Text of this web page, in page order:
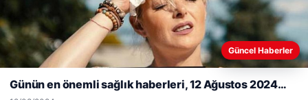
26/05/2026
Web sitemizi nasıl kullandığınızı daha iyi anlayabilmek,
deneyiminizi kişiselleştirmek ve geliştirmek amacıyla çerezler
Kabul Et
Güncel Haberler
Günün en önemli sağlık haberleri, 12 Ağustos 2024…